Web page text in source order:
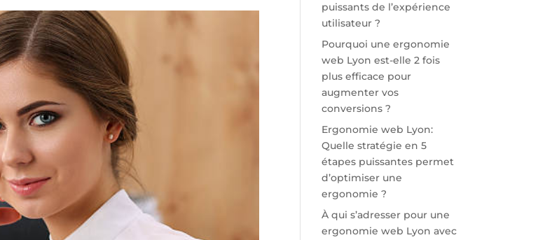
puissants de l’expérience
utilisateur ?
Pourquoi une ergonomie
web Lyon est-elle 2 fois
plus efficace pour
augmenter vos
conversions ?
Ergonomie web Lyon:
Quelle stratégie en 5
étapes puissantes permet
d’optimiser une
ergonomie ?
À qui s’adresser pour une
ergonomie web Lyon avec